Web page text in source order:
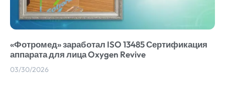
«Фотромед» заработал ISO 13485 Сертификация
аппарата для лица Oxygen Revive
03/30/2026